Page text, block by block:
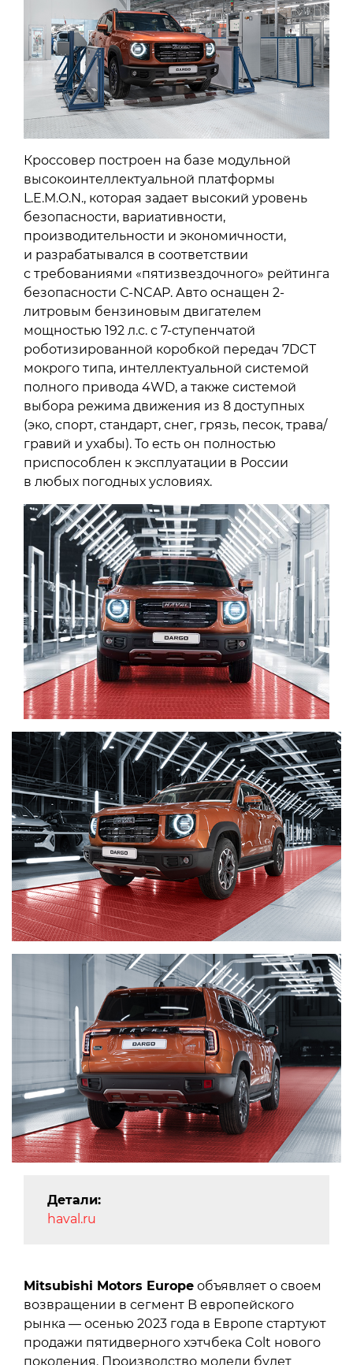
Кроссовер построен на базе модульной
высокоинтеллектуальной платформы
L.E.M.O.N., которая задает высокий уровень
безопасности, вариативности,
производительности и экономичности,
и разрабатывался в соответствии
с требованиями «пятизвездочного» рейтинга
безопасности С-NCAP. Авто оснащен 2-
литровым бензиновым двигателем
мощностью 192 л.с. с 7-ступенчатой
роботизированной коробкой передач 7DCT
мокрого типа, интеллектуальной системой
полного привода 4WD, а также системой
выбора режима движения из 8 доступных
(эко, спорт, стандарт, снег, грязь, песок, трава/
гравий и ухабы). То есть он полностью
приспособлен к эксплуатации в России
в любых погодных условиях.
Детали:
haval.ru
Mitsubishi Motors Europe объявляет о своем
возвращении в сегмент B европейского
рынка — осенью 2023 года в Европе стартуют
продажи пятидверного хэтчбека Colt нового
поколения. Производство модели будет